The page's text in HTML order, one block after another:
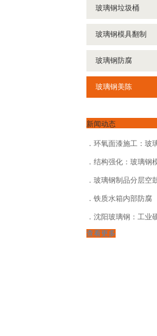
玻璃钢垃圾桶
玻璃钢模具翻制
玻璃钢防腐
玻璃钢美陈
新闻动态
环氧面漆施工：玻璃
结构强化：玻璃钢
玻璃钢制品分层空鼓
铁质水箱内部防腐
沈阳玻璃钢：工业
查看更多